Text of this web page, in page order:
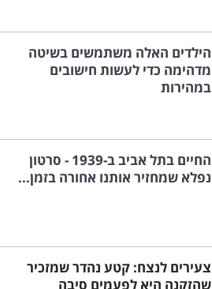
הילדים האלה משתמשים בשיטה
מדהימה כדי לעשות חישובים
במהירות
החיים בתל אביב ב-1939 - סרטון
נפלא שמחזיר אותנו אחורה בזמן...
צעירים לנצח: קטע נהדר שמזכיר
שהזקנה היא לפעמים סיבה